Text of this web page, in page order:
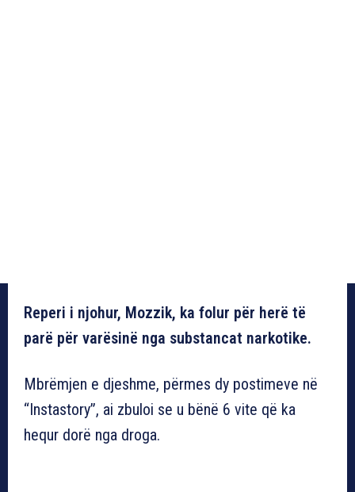
Reperi i njohur, Mozzik, ka folur për herë të
parë për varësinë nga substancat narkotike.
Mbrëmjen e djeshme, përmes dy postimeve në
“Instastory”, ai zbuloi se u bënë 6 vite që ka
hequr dorë nga droga.